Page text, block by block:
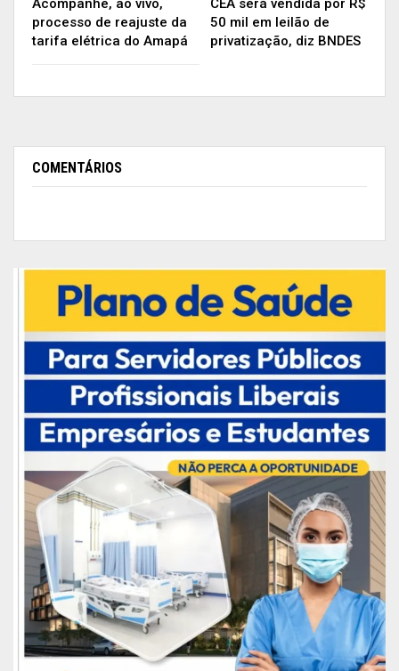
Carajás é a maior mina de minério de ferro a céu aberto do mundo,
aberto do mundo, trabalhadores ocupados no
setor de mineração respondiam por 43,6% dos
42.887 casos confirmados de covid-19 em
março. A Vale afirmou à época que tem
reforçado as severas medidas adotadas desde o
início da pandemia nas localidades onde atua.
Na petição, assinada por várias entidades
sindicais, a Advocacia Garcez solicita que a
Comissão recomende ao governo brasileiro a
fiscalização do cumprimento de todas as
medidas determinadas pela Organização Mundial
de Saúde (OMS) pelas empresas, e que seja
aplicada multa pecuniária de caráter punitivo em
caso de descumprimento dessas medidas.
Também é solicitada a criação de um órgão
Acompanhe, ao vivo,
processo de reajuste da
tarifa elétrica do Amapá
CEA será vendida por R$
50 mil em leilão de
privatização, diz BNDES
COMENTÁRIOS